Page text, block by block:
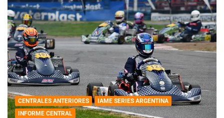
CENTRALES ANTERIORES
IAME SERIES ARGENTINA
INFORME CENTRAL